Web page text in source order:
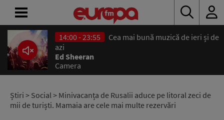
14:00 - 23:55
Cea mai bună muzică de ieri și de
azi
Ed Sheeran
Camera
Știri > Social> Minivacanța de Rusalii aduce pe litoral zeci de
mii de turiști. Mamaia are cele mai multe rezervări
ACASĂ
ȘTIRI
RADIO